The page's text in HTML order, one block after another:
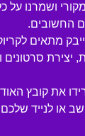
ושמרנו על
החשובים.
מתאים
יצירת
או לנייד